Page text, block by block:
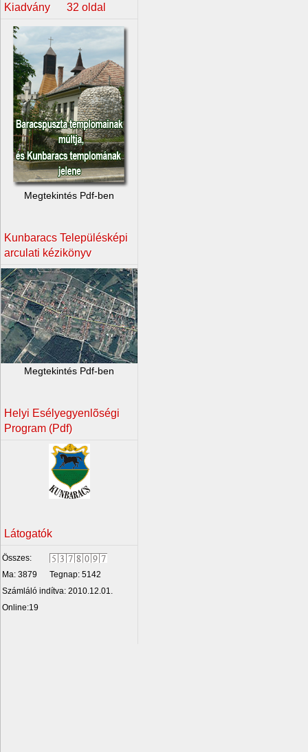
Kiadvány 32 oldal
Megtekintés Pdf-ben
Kunbaracs Településképi
arculati kézikönyv
Megtekintés Pdf-ben
Helyi Esélyegyenlõségi
Program (Pdf)
Látogatók
Összes:
Ma: 3879
Tegnap: 5142
Számláló indítva: 2010.12.01.
Online:19